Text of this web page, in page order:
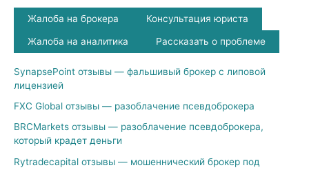
Жалоба на брокера Консультация юриста
Жалоба на аналитика Рассказать о проблеме
SynapsePoint отзывы — фальшивый брокер с липовой
лицензией
FXC Global отзывы — разоблачение псевдоброкера
BRCMarkets отзывы — разоблачение псевдоброкера,
который крадет деньги
Rytradecapital отзывы — мошеннический брокер под